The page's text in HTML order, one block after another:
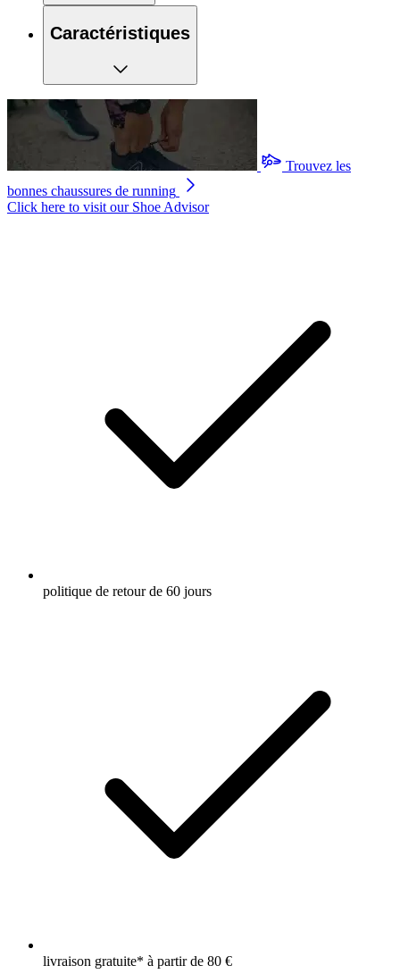
Caractéristiques
Trouvez les
bonnes chaussures de running
Click here to visit our Shoe Advisor
politique de retour de 60 jours
livraison gratuite* à partir de 80 €